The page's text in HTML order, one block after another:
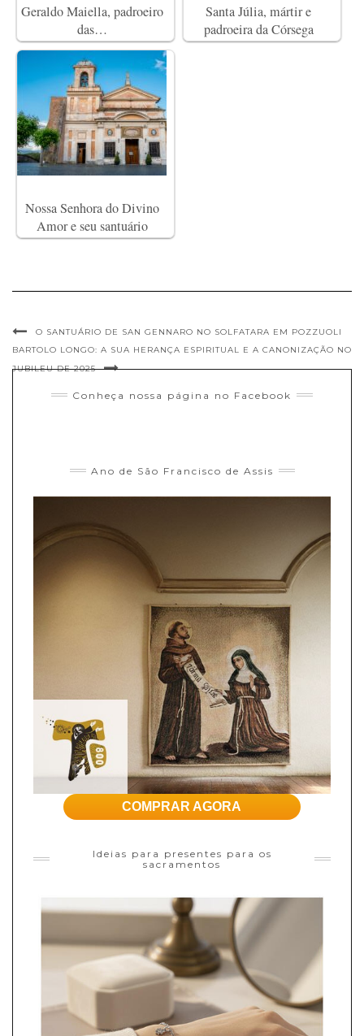
Geraldo Maiella, padroeiro
das…
Santa Júlia, mártir e
padroeira da Córsega
Nossa Senhora do Divino
Amor e seu santuário
O SANTUÁRIO DE SAN GENNARO NO SOLFATARA EM POZZUOLI
BARTOLO LONGO: A SUA HERANÇA ESPIRITUAL E A CANONIZAÇÃO NO
JUBILEU DE 2025
Conheça nossa página no Facebook
Ano de São Francisco de Assis
COMPRAR AGORA
Ideias para presentes para os
sacramentos